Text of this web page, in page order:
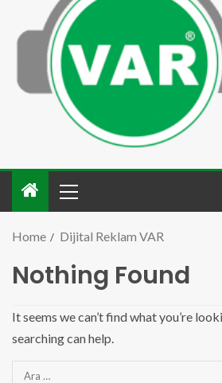
Home Dijital Reklam VAR
Nothing Found
It seems we can’t find what you’re
searching can help.